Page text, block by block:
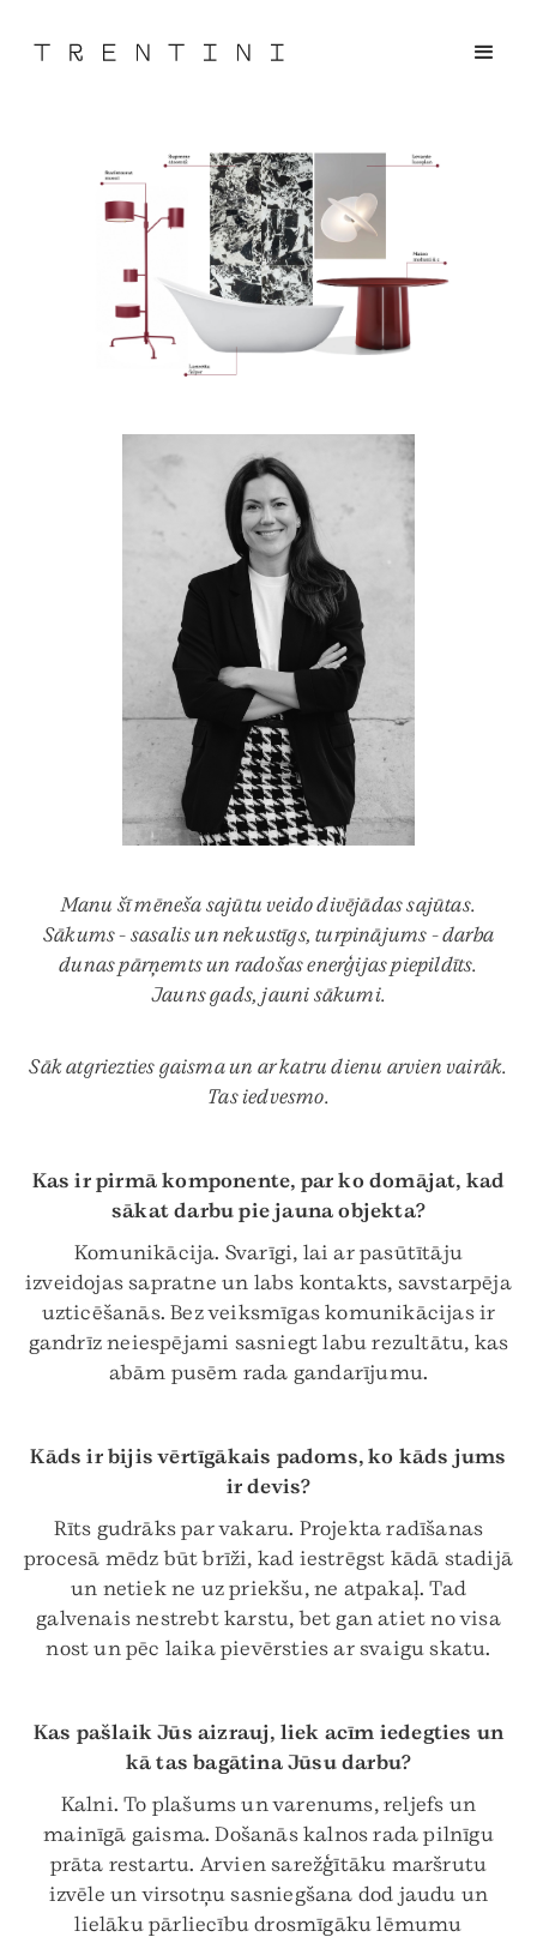
Manu šī mēneša sajūtu veido divējādas sajūtas.
Sākums - sasalis un nekustīgs, turpinājums - darba
dunas pārņemts un radošas enerģijas piepildīts.
Jauns gads, jauni sākumi.
Sāk atgriezties gaisma un ar katru dienu arvien vairāk.
Tas iedvesmo.
Kas ir pirmā komponente, par ko domājat, kad
sākat darbu pie jauna objekta?
Komunikācija. Svarīgi, lai ar pasūtītāju
izveidojas sapratne un labs kontakts, savstarpēja
uzticēšanās. Bez veiksmīgas komunikācijas ir
gandrīz neiespējami sasniegt labu rezultātu, kas
abām pusēm rada gandarījumu.
Kāds ir bijis vērtīgākais padoms, ko kāds jums
ir devis?
Rīts gudrāks par vakaru. Projekta radīšanas
procesā mēdz būt brīži, kad iestrēgst kādā stadijā
un netiek ne uz priekšu, ne atpakaļ. Tad
galvenais nestrebt karstu, bet gan atiet no visa
nost un pēc laika pievērsties ar svaigu skatu.
Kas pašlaik Jūs aizrauj, liek acīm iedegties un
kā tas bagātina Jūsu darbu?
Kalni. To plašums un varenums, reljefs un
mainīgā gaisma. Došanās kalnos rada pilnīgu
prāta restartu. Arvien sarežģītāku maršrutu
izvēle un virsotņu sasniegšana dod jaudu un
lielāku pārliecību drosmīgāku lēmumu